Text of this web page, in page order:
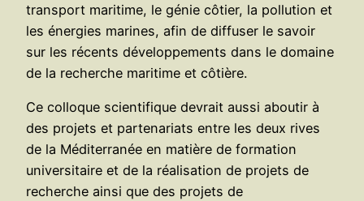
transport maritime, le génie côtier, la pollution et
les énergies marines, afin de diffuser le savoir
sur les récents développements dans le domaine
de la recherche maritime et côtière.
Ce colloque scientifique devrait aussi aboutir à
des projets et partenariats entre les deux rives
de la Méditerranée en matière de formation
universitaire et de la réalisation de projets de
recherche ainsi que des projets de